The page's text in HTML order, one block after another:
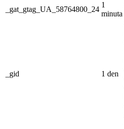
_gat_gtag_UA_58764800_24
1
minuta
_gid 1 den